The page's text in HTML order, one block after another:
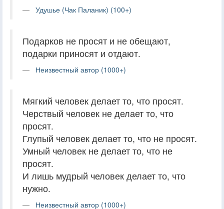
Удушье (Чак Паланик) (100+)
Подарков не просят и не обещают,
подарки приносят и отдают.
Неизвестный автор (1000+)
Мягкий человек делает то, что просят.
Черствый человек не делает то, что
просят.
Глупый человек делает то, что не просят.
Умный человек не делает то, что не
просят.
И лишь мудрый человек делает то, что
нужно.
Неизвестный автор (1000+)